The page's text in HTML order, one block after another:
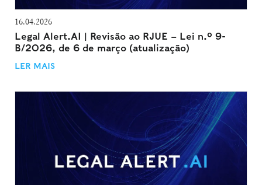
16.04.2026
Legal Alert.AI | Revisão ao RJUE – Lei n.º 9-
B/2026, de 6 de março (atualização)
LER MAIS